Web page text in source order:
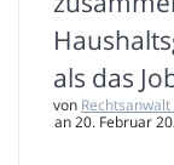
als das
von
an 20. Februar